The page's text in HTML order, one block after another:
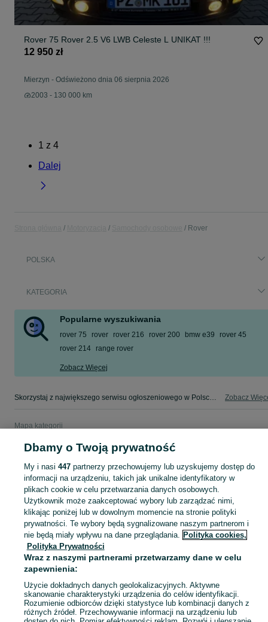
Rover 75 Rover 2.5 V6 LWB Celeste L UNIKAT !!!
12 950 zł
Mierzyn - Odświeżono dnia 06 sierpnia 2026
2003 - 130 000 km
1 z 4
Dalej
Rover
POLSKA
KATEGORIA
Popularne wyszukiwania
rover 75 rover rover 216 rover 200 bmw e39
rover 45
rover 214
range rover
Zobacz Więcej
Skorzystaj z największego serwisu ogłoszeniowego w Polsce. Kupuj to, czego pragniesz i sprzedawaj to, czego już nie potrzebujesz w kategorii Rover! Zobacz
Mapa kategorii
Mapa miejscowości
Popularne wyszukiwania
Dbamy o Twoją prywatność
My i nasi 447partnerzy przechowujemy lub uzyskujemy dostęp do
informacji na urządzeniu, takich jak unikalne identyfikatory w
plikach cookie w celu przetwarzania danych osobowych.
Użytkownik może zaakceptować wybory lub zarządzać nimi,
klikając poniżej lub w dowolnym momencie na stronie polityki
prywatności. Te wybory będą sygnalizowane naszym partnerom i
nie będą miały wpływu na dane przeglądania. Polityka cookies,
Polityka Prywatności
Wraz z naszymi partnerami przetwarzamy dane w celu
zapewnienia:
Użycie dokładnych danych geolokalizacyjnych. Aktywne
skanowanie charakterystyki urządzenia do celów identyfikacji.
Rozumienie odbiorców dzięki statystyce lub kombinacji danych z
różnych źródeł. Przechowywanie informacji na urządzeniu lub